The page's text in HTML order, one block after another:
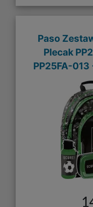
Paso
Plecak
PP25FA-013